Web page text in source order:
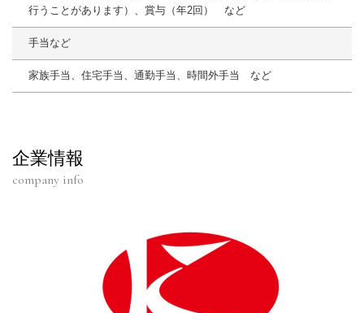
行うことがあります）、賞与（年2回） など
手当など
家族手当、住宅手当、通勤手当、時間外手当 など
企業情報
company info